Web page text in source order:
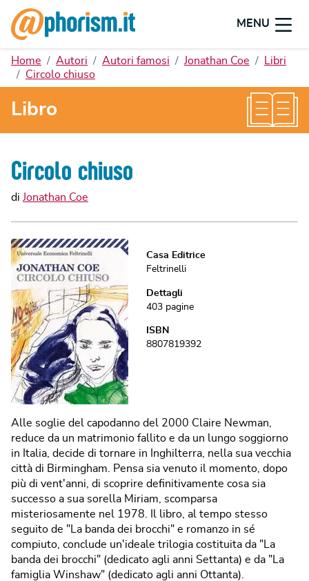
MENU
Home Autori Autori famosi Jonathan Coe
Libri
Circolo chiuso
Libro
Circolo chiuso
di Jonathan Coe
Alle soglie del capodanno del 2000 Claire Newman,
reduce da un matrimonio fallito e da un lungo soggiorno
in Italia, decide di tornare in Inghilterra, nella sua vecchia
città di Birmingham. Pensa sia venuto il momento, dopo
più di vent'anni, di scoprire definitivamente cosa sia
successo a sua sorella Miriam, scomparsa
misteriosamente nel 1978. Il libro, al tempo stesso
seguito de "La banda dei brocchi" e romanzo in sé
compiuto, conclude un'ideale trilogia costituita da "La
banda dei brocchi" (dedicato agli anni Settanta) e da "La
famiglia Winshaw" (dedicato agli anni Ottanta).
Casa Editrice
Feltrinelli
Dettagli
403 pagine
ISBN
8807819392